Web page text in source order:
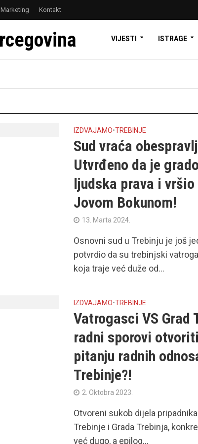
Marketing Kontakt
VIJESTI ISTRAGE
IZDVAJAMO•TREBINJE
Sud vraća
Utvrđeno da je
ljudska prava i
Jovom Bokunom!
13. Marta 2024.
Osnovni sud u Trebinju je još
potvrdio da su trebinjski
koja traje već duže od...
IZDVAJAMO•TREBINJE
Vatrogasci VS Grad
radni sporovi
pitanju radnih
Trebinje?!
2. Oktobra 2023.
Otvoreni sukob dijela
Trebinje i Grada Trebinja,
već dugo, a epilog...